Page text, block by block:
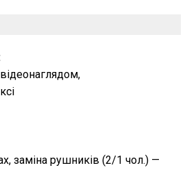
заміна рушників (2/1 чол.) —